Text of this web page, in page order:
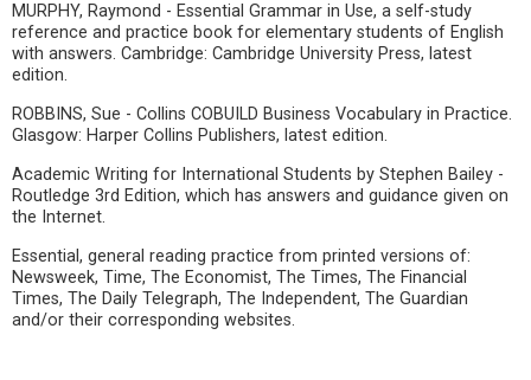
MURPHY, Raymond - Essential Grammar in Use, a self-study
reference and practice book for elementary students of English
with answers. Cambridge: Cambridge University Press, latest
edition.
ROBBINS, Sue - Collins COBUILD Business Vocabulary in Practice.
Glasgow: Harper Collins Publishers, latest edition.
Academic Writing for International Students by Stephen Bailey -
Routledge 3rd Edition, which has answers and guidance given on
the Internet.
Essential, general reading practice from printed versions of:
Newsweek, Time, The Economist, The Times, The Financial
Times, The Daily Telegraph, The Independent, The Guardian
and/or their corresponding websites.